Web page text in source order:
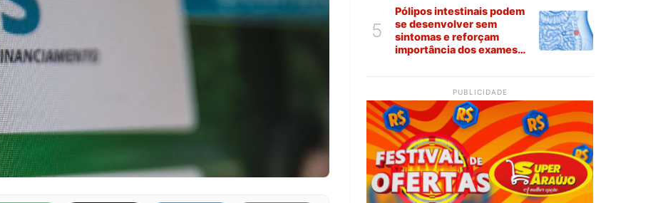
5
Pólipos intestinais podem
se desenvolver sem
sintomas e reforçam
importância dos exames
PUBLICIDADE